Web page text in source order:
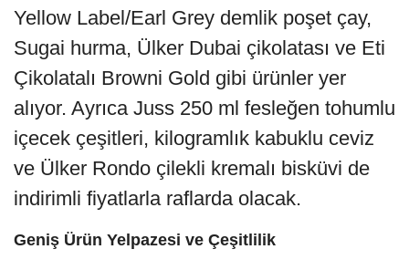
Yellow Label/Earl Grey demlik poşet çay,
Sugai hurma, Ülker Dubai çikolatası ve Eti
Çikolatalı Browni Gold gibi ürünler yer
alıyor. Ayrıca Juss 250 ml fesleğen tohumlu
içecek çeşitleri, kilogramlık kabuklu ceviz
ve Ülker Rondo çilekli kremalı bisküvi de
indirimli fiyatlarla raflarda olacak.
Geniş Ürün Yelpazesi ve Çeşitlilik